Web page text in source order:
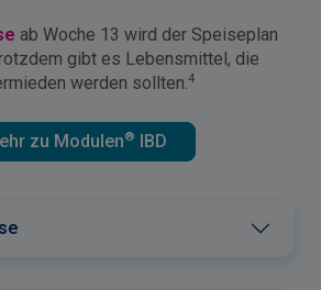
ab Woche 13 wird der Speiseplan
gibt es Lebensmittel, die
werden sollten.4
zu Modulen® IBD